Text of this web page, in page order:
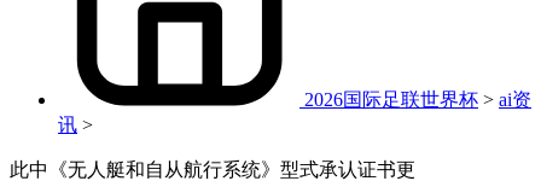
2026国际足联世界杯 > ai资
讯 >
此中《无人艇和自从航行系统》型式承认证书更